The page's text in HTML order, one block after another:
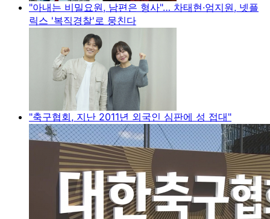
"아내는 비밀요원, 남편은 형사"… 차태현·엄지원, 넷플
릭스 '복직경찰'로 뭉친다
"축구협회, 지난 2011년 외국인 심판에 성 접대"